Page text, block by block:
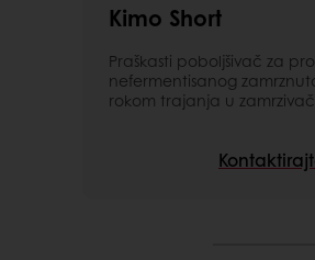
Kimo Short
Praškasti poboljšivač za
nefermentisanog
rokom trajanja u